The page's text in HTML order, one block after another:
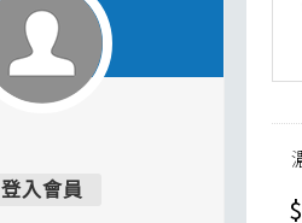
登入會員